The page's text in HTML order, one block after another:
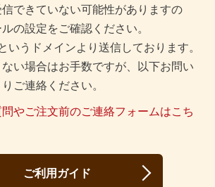
できていない可能性がありますの
の設定をご確認ください。
いうドメインより送信しております。
い場合はお手数ですが、以下お問い
ご連絡ください。
やご注文前のご連絡フォームはこち
ご利用ガイド